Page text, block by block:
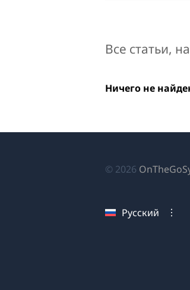
Все статьи,
Ничего не
© 2026
Русский